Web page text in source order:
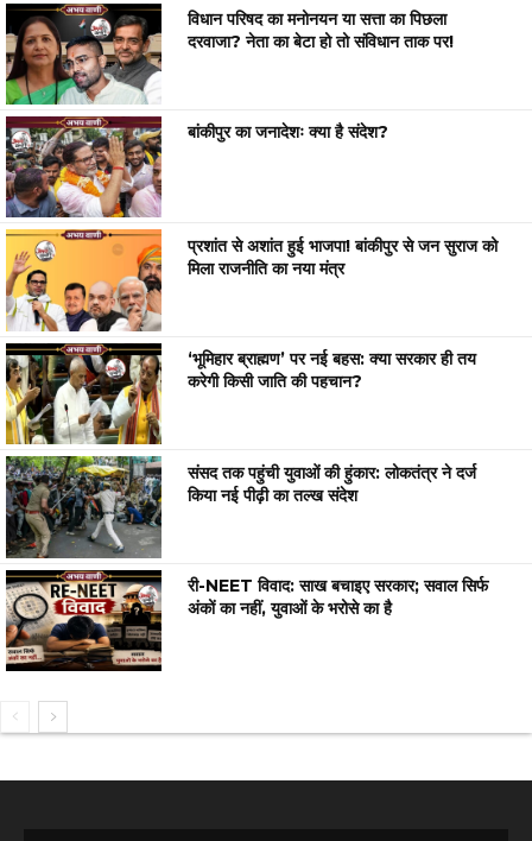
विधान परिषद का मनोनयन या सत्ता का पिछला
दरवाजा? नेता का बेटा हो तो संविधान ताक पर!
बांकीपुर का जनादेशः क्या है संदेश?
प्रशांत से अशांत हुई भाजपा! बांकीपुर से जन सुराज को
मिला राजनीति का नया मंत्र
‘भूमिहार ब्राह्मण’ पर नई बहस: क्या सरकार ही तय
करेगी किसी जाति की पहचान?
संसद तक पहुंची युवाओं की हुंकार: लोकतंत्र ने दर्ज
किया नई पीढ़ी का तल्ख संदेश
री-NEET विवाद: साख बचाइए सरकार; सवाल सिर्फ
अंकों का नहीं, युवाओं के भरोसे का है